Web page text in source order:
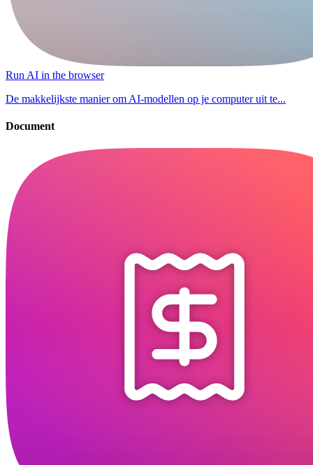
Run AI in the browser
De makkelijkste manier om AI-modellen op je computer uit te...
Document